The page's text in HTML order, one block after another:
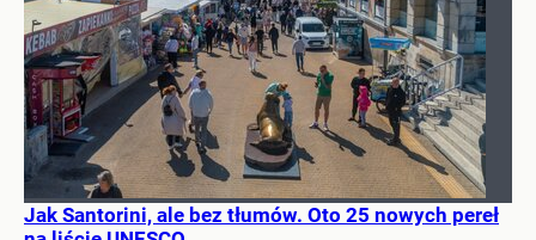
Jak Santorini, ale bez tłumów. Oto 25 nowych pereł